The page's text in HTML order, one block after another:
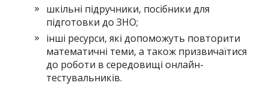
шкільні підручники, посібники для
підготовки до ЗНО;
інші ресурси, які допоможуть повторити
математичні теми, а також призвичаїтися
до роботи в середовищі онлайн-
тестувальників.